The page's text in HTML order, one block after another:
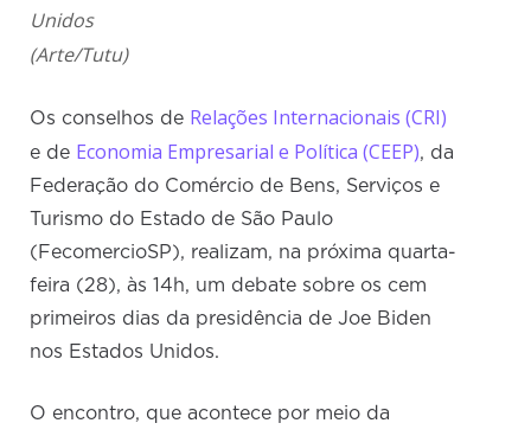
Unidos
(Arte/Tutu)
Os conselhos de Relações Internacionais (CRI)
e de Economia Empresarial e Política (CEEP), da
Federação do Comércio de Bens, Serviços e
Turismo do Estado de São Paulo
(FecomercioSP), realizam, na próxima quarta-
feira (28), às 14h, um debate sobre os cem
primeiros dias da presidência de Joe Biden
nos Estados Unidos.
O encontro, que acontece por meio da